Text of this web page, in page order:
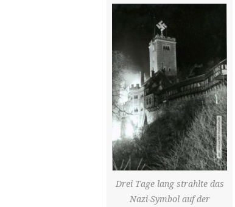
Drei Tage lang strahlte das
Nazi-Symbol auf der